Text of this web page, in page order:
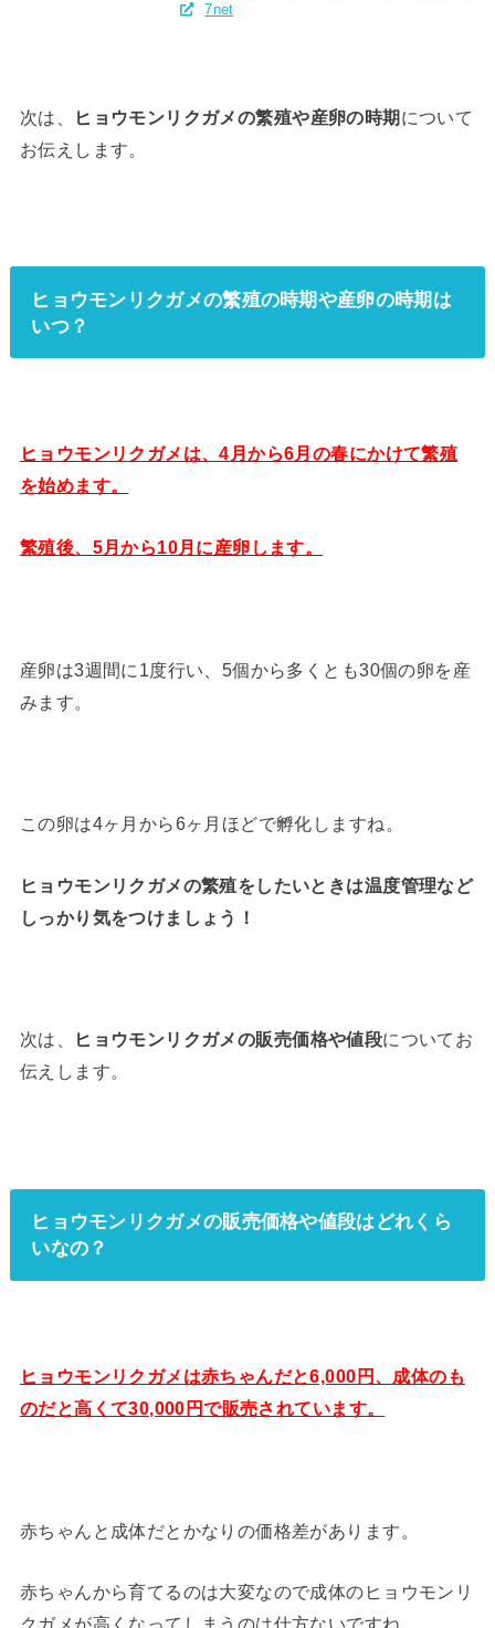
7net
次は、 ヒョウモンリクガメの繁殖や産卵の時期について
お伝えします。
ヒョウモンリクガメの繁殖の時期や産卵の時期は
いつ？
ヒョウモンリクガメは、4月から6月の春にかけて繁殖
を始めます。
繁殖後、5月から10月に産卵します。
産卵は3週間に1度行い、5個から多くとも30個の卵を産
みます。
この卵は4ヶ月から6ヶ月ほどで孵化しますね。
ヒョウモンリクガメの繁殖をしたいときは温度管理など
しっかり気をつけましょう！
次は、 ヒョウモンリクガメの販売価格や値段についてお
伝えします。
ヒョウモンリクガメの販売価格や値段はどれくら
いなの？
ヒョウモンリクガメは赤ちゃんだと6,000円、成体のも
のだと高くて30,000円で販売されています。
赤ちゃんと成体だとかなりの価格差があります。
赤ちゃんから育てるのは大変なので成体のヒョウモンリ
クガメが高くなってしまうのは仕方ないですね。